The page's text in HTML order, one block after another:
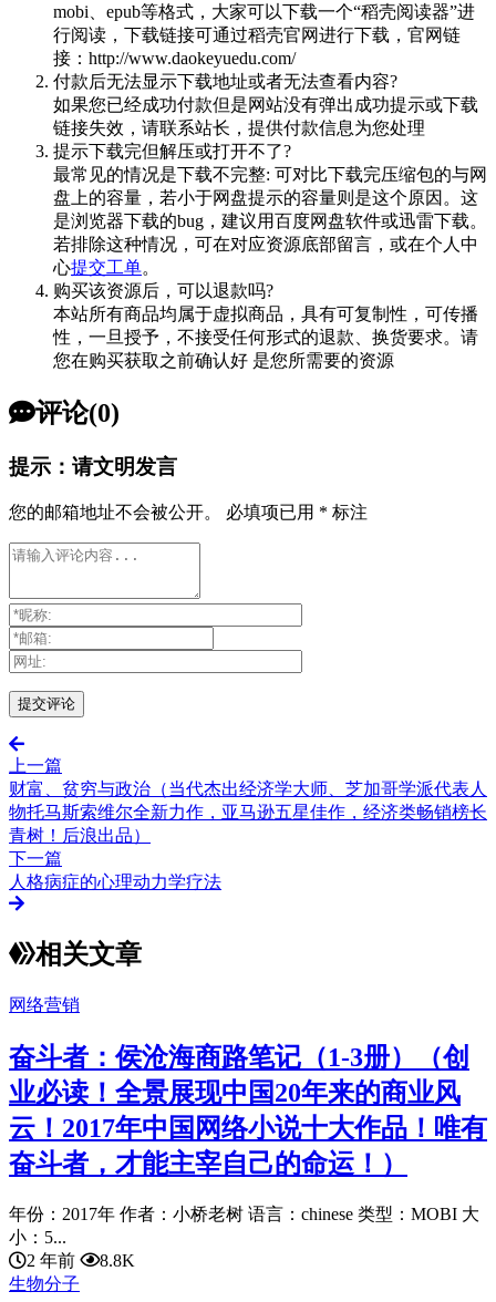
mobi、epub等格式，大家可以下载一个“稻壳阅读器”进
行阅读，下载链接可通过稻壳官网进行下载，官网链
接：http://www.daokeyuedu.com/
付款后无法显示下载地址或者无法查看内容?
如果您已经成功付款但是网站没有弹出成功提示或下载
链接失效，请联系站长，提供付款信息为您处理
提示下载完但解压或打开不了?
最常见的情况是下载不完整: 可对比下载完压缩包的与网
盘上的容量，若小于网盘提示的容量则是这个原因。这
是浏览器下载的bug，建议用百度网盘软件或迅雷下载。
若排除这种情况，可在对应资源底部留言，或在个人中
心提交工单。
购买该资源后，可以退款吗?
本站所有商品均属于虚拟商品，具有可复制性，可传播
性，一旦授予，不接受任何形式的退款、换货要求。请
您在购买获取之前确认好 是您所需要的资源
评论(0)
提示：请文明发言
您的邮箱地址不会被公开。 必填项已用 * 标注
上一篇
财富、贫穷与政治（当代杰出经济学大师、芝加哥学派代表人
物托马斯索维尔全新力作，亚马逊五星佳作，经济类畅销榜长
青树！后浪出品）
下一篇
人格病症的心理动力学疗法
相关文章
网络营销
奋斗者：侯沧海商路笔记（1-3册）（创
业必读！全景展现中国20年来的商业风
云！2017年中国网络小说十大作品！唯有
奋斗者，才能主宰自己的命运！）
年份：2017年 作者：小桥老树 语言：chinese 类型：MOBI 大
小：5...
2 年前
8.8K
生物分子